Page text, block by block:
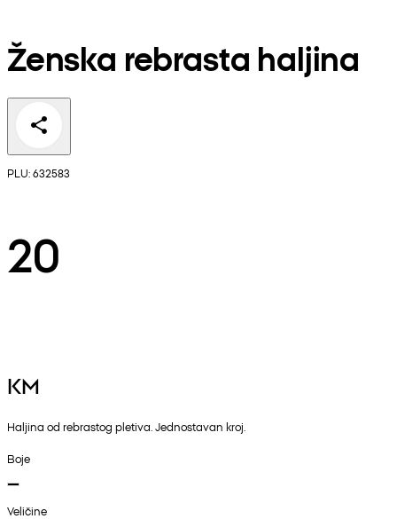
Ženska rebrasta haljina
PLU: 632583
20
KM
Haljina od rebrastog pletiva. Jednostavan kroj.
Boje
Veličine